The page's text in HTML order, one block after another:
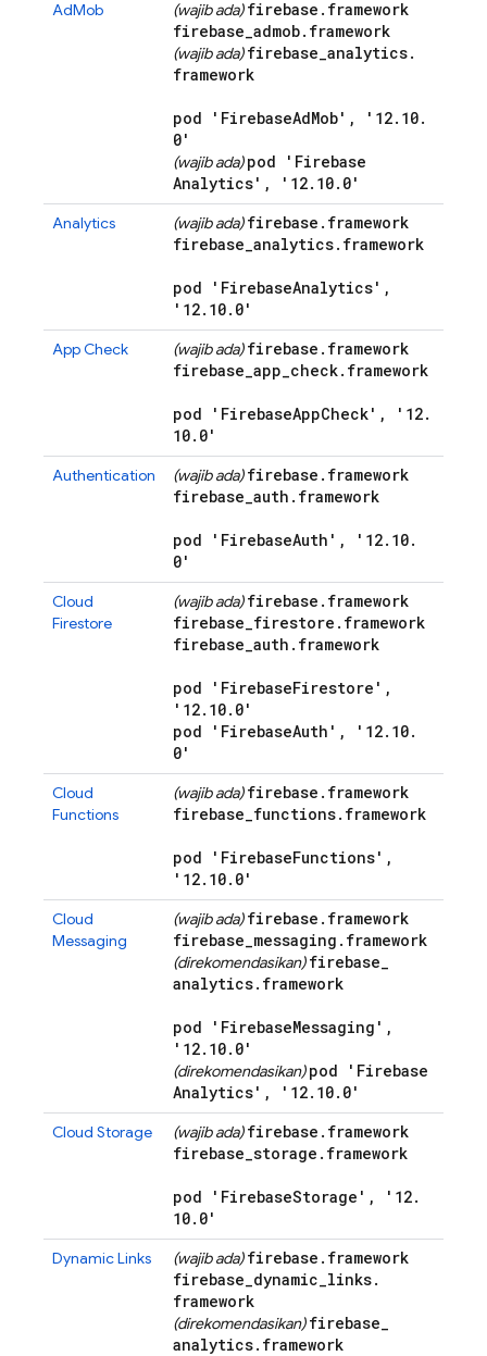
AdMob (wajib ada) firebase . framework
firebase_admob. framework
(wajib ada) firebase_analytics.
framework
pod 'FirebaseAdMob' , '12. 10.
0'
(wajib ada) pod 'Firebase
Analytics' , '12. 10. 0'
Analytics (wajib ada) firebase . framework
firebase_analytics. framework
pod 'FirebaseAnalytics' ,
'12. 10. 0'
App Check (wajib ada) firebase . framework
firebase_app_check. framework
pod 'FirebaseAppCheck' , '12.
10. 0'
Authentication (wajib ada) firebase . framework
firebase_auth . framework
pod 'FirebaseAuth' , '12. 10.
0'
Cloud
Firestore
(wajib ada) firebase . framework
firebase_firestore . framework
firebase_auth . framework
pod 'FirebaseFirestore' ,
'12. 10. 0'
pod 'FirebaseAuth' , '12. 10.
0'
Cloud
Functions
(wajib ada) firebase . framework
firebase_functions. framework
pod 'FirebaseFunctions' ,
'12. 10. 0'
Cloud
Messaging
(wajib ada) firebase . framework
firebase_messaging . framework
(direkomendasikan) firebase_
analytics. framework
pod 'FirebaseMessaging' ,
'12. 10. 0'
(direkomendasikan) pod 'Firebase
Analytics' , '12. 10. 0'
Cloud Storage (wajib ada) firebase . framework
firebase_storage . framework
pod 'FirebaseStorage' , '12.
10. 0'
Dynamic Links (wajib ada) firebase . framework
firebase_dynamic_links.
framework
(direkomendasikan) firebase_
analytics. framework